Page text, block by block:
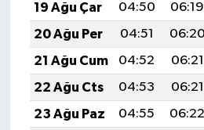
19 Ağu Çar
04:50 06:19
20 Ağu Per
04:51 06:20
21 Ağu Cum
04:52 06:21
22 Ağu Cts
04:53 06:21
23 Ağu Paz
04:55 06:22